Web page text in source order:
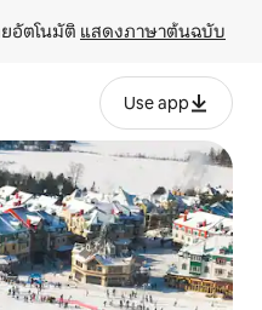
อัตโนมัติ แสดงภาษาต้นฉบับ
Use app